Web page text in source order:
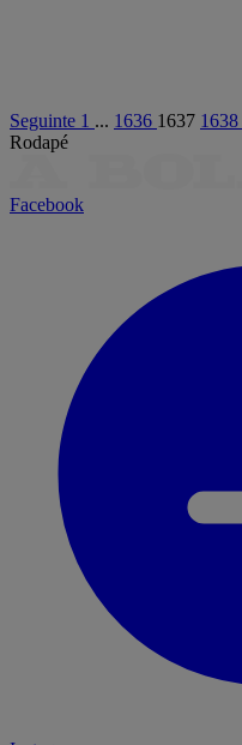
Seguinte 1 ... 1636 1637 1638
Rodapé
Facebook